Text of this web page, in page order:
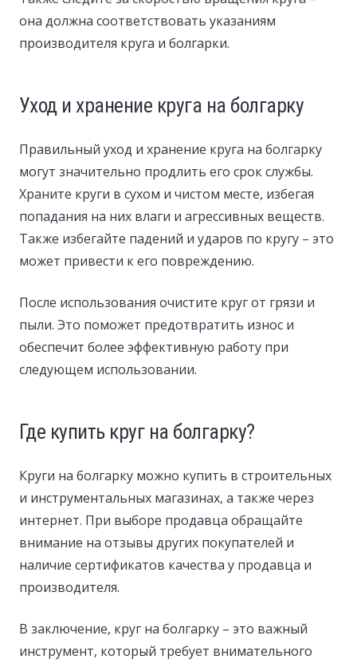
она должна соответствовать указаниям
производителя круга и болгарки.
Уход и хранение круга на болгарку
Правильный уход и хранение круга на болгарку
могут значительно продлить его срок службы.
Храните круги в сухом и чистом месте, избегая
попадания на них влаги и агрессивных веществ.
Также избегайте падений и ударов по кругу – это
может привести к его повреждению.
После использования очистите круг от грязи и
пыли. Это поможет предотвратить износ и
обеспечит более эффективную работу при
следующем использовании.
Где купить круг на болгарку?
Круги на болгарку можно купить в строительных
и инструментальных магазинах, а также через
интернет. При выборе продавца обращайте
внимание на отзывы других покупателей и
наличие сертификатов качества у продавца и
производителя.
В заключение, круг на болгарку – это важный
инструмент, который требует внимательного